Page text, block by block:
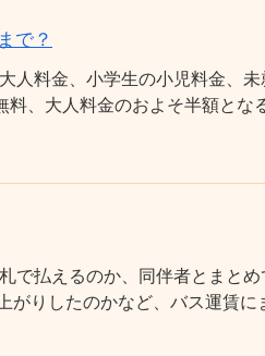
で？
人料金、小学生の小児料金、
、大人料金のおよそ半額と
で払えるのか、同伴者とまと
がりしたのかなど、バス運賃に